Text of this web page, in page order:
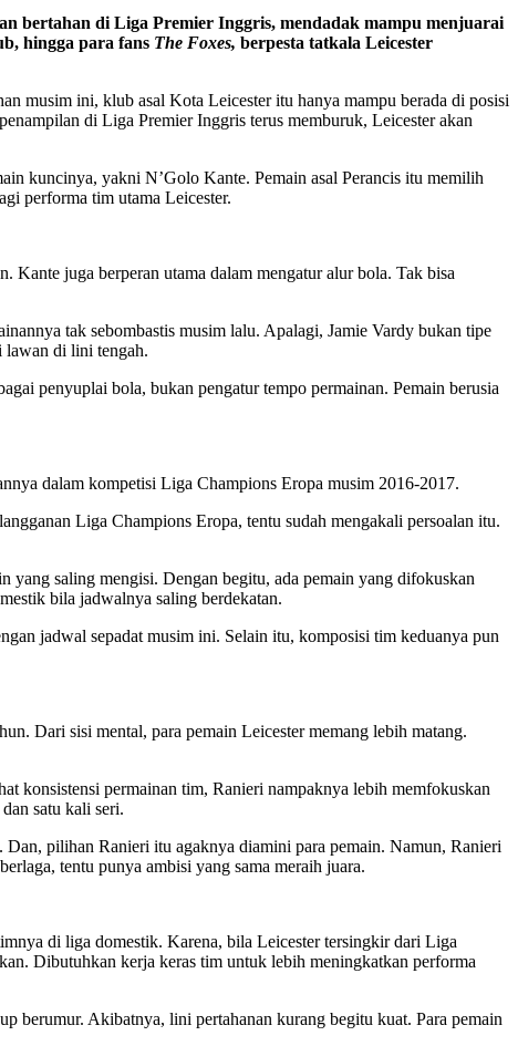
bertahan di Liga Premier Inggris, mendadak mampu menjuarai
hingga para fans The Foxes, berpesta tatkala Leicester
musim ini, klub asal Kota Leicester itu hanya mampu berada di posisi
di Liga Premier Inggris terus memburuk, Leicester akan
kuncinya, yakni N’Golo Kante. Pemain asal Perancis itu memilih
performa tim utama Leicester.
Kante juga berperan utama dalam mengatur alur bola. Tak bisa
tak sebombastis musim lalu. Apalagi, Jamie Vardy bukan tipe
lawan di lini tengah.
penyuplai bola, bukan pengatur tempo permainan. Pemain berusia
dalam kompetisi Liga Champions Eropa musim 2016-2017.
Liga Champions Eropa, tentu sudah mengakali persoalan itu.
yang saling mengisi. Dengan begitu, ada pemain yang difokuskan
bila jadwalnya saling berdekatan.
jadwal sepadat musim ini. Selain itu, komposisi tim keduanya pun
Dari sisi mental, para pemain Leicester memang lebih matang.
konsistensi permainan tim, Ranieri nampaknya lebih memfokuskan
satu kali seri.
pilihan Ranieri itu agaknya diamini para pemain. Namun, Ranieri
tentu punya ambisi yang sama meraih juara.
di liga domestik. Karena, bila Leicester tersingkir dari Liga
Dibutuhkan kerja keras tim untuk lebih meningkatkan performa
berumur. Akibatnya, lini pertahanan kurang begitu kuat. Para pemain